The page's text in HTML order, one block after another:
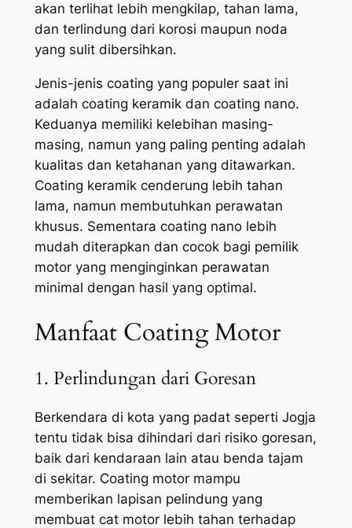
akan terlihat lebih mengkilap, tahan lama,
dan terlindung dari korosi maupun noda
yang sulit dibersihkan.
Jenis-jenis coating yang populer saat ini
adalah coating keramik dan coating nano.
Keduanya memiliki kelebihan masing-
masing, namun yang paling penting adalah
kualitas dan ketahanan yang ditawarkan.
Coating keramik cenderung lebih tahan
lama, namun membutuhkan perawatan
khusus. Sementara coating nano lebih
mudah diterapkan dan cocok bagi pemilik
motor yang menginginkan perawatan
minimal dengan hasil yang optimal.
Manfaat Coating Motor
1. Perlindungan dari Goresan
Berkendara di kota yang padat seperti Jogja
tentu tidak bisa dihindari dari risiko goresan,
baik dari kendaraan lain atau benda tajam
di sekitar. Coating motor mampu
memberikan lapisan pelindung yang
membuat cat motor lebih tahan terhadap